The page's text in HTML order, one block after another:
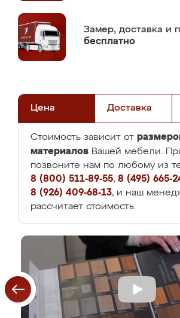
Замер, доставка и
бесплатно
Цена Доставка
Стоимость зависит от
материалов Вашей мебели.
позвоните нам по любому из
8 (800) 511-89-55, 8 (495) 665-
8 (926) 409-68-13, и наш
рассчитает стоимость.